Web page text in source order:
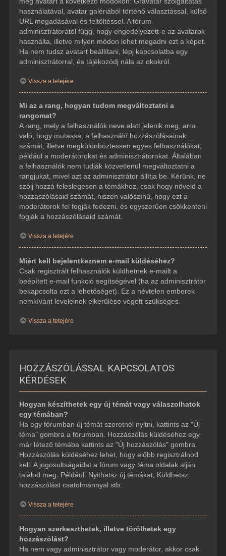
használatával, avatar galériából történő választással, külső
URL megadásával és feltöltéssel. A fórum
adminisztrátorától függ, hogy engedélyezett-e az avatarok
használta, illetve milyen módon lehet megadni ezt a képet.
Ha nem tudsz avatart beállítani, lépj kapcsolatba egy
adminisztrátorral, és tájékozódj nála az okokról.
Vissza a tetejére
Mi az a rang, hogyan tudom megváltoztatni a
rangomat?
A rang, mely a felhasználók neve alatt jelenik meg, arra
való, hogy mutassa, a felhasználó hozzászólásainak
számát, illetve megkülönböztessen egyes felhasználókat,
például a moderátorokat és adminisztrátorokat. Általában
a felhasználók nem tudják közvetlenül megváltoztatni a
rangjukat, mivel azt az adminisztrátor állítja be. Kérünk, ne
szólj hozzá feleslegesen a témákhoz, csak hogy növeld a
hozzászólásaid számát, hiszen valószínű, hogy ezt a
moderátorok fel fogják fedezni, és egyszerűen csökkenteni
fogják a hozzászólásaid számát.
Vissza a tetejére
Miért kell bejelentkeznem e-mail küldéséhez?
Csak regisztrált felhasználók küldhetnek e-mailt a
beépített e-mail funkció segítségével (ha az adminisztrátor
bekapcsolta ezt a lehetőséget). Ez a névtelen emberek
nemkívánt leveleinek elkerülése végett szükséges.
Vissza a tetejére
HOZZÁSZÓLÁSSAL KAPCSOLATOS
KÉRDÉSEK
Hogyan készíthetek egy új témát vagy válaszolhatok
egy témában?
Ha egy fórumban új témát szeretnél nyitni, kattints az "Új
téma" gombra a fórumban. Hozzászólás küldéséhez egy
már létező témába kattints az "Új hozzászólás" gombra.
Hozzászólás küldéséhez lehet, hogy előbb regisztrálnod
kell. A jogosultságaidat a fórum vagy téma oldalak alján
találod meg. Például: Nyithatsz új témákat, Küldhetsz
hozzászólást csatolmánnyal stb.
Vissza a tetejére
Hogyan szerkeszthetek, illetve törölhetek egy
hozzászólást?
Ha nem vagy adminisztrátor vagy moderátor, akkor csak